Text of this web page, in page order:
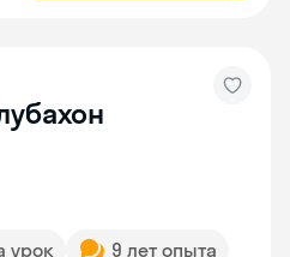
урок
9 лет опыта